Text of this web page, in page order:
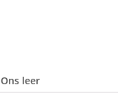
Ons leer